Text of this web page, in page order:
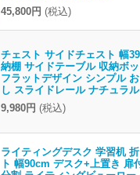
45,800円 (税込)
チェスト サイドチェスト 幅
納棚 サイドテーブル 収納ボ
フラットデザイン シンプル
し スライドレール ナチュラ
9,980円 (税込)
ライティングデスク 学習机
ト 幅90cm デスク+上置き 扉